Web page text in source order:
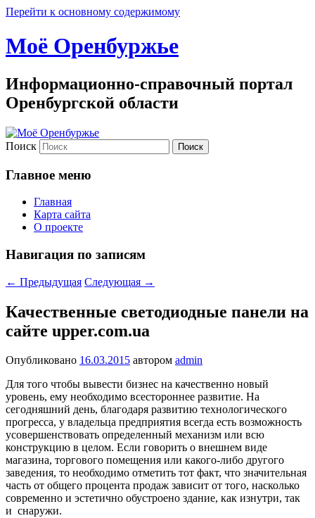
Перейти к основному содержимому
Моё Оренбуржье
Информационно-справочный портал
Оренбургской области
Поиск
Главное меню
Главная
Карта сайта
О проекте
Навигация по записям
← Предыдущая Следующая →
Качественные светодиодные панели на
сайте upper.com.ua
Опубликовано 16.03.2015 автором admin
Для того чтобы вывести бизнес на качественно новый
уровень, ему необходимо всестороннее развитие. На
сегодняшний день, благодаря развитию технологического
прогресса, у владельца предприятия всегда есть возможность
усовершенствовать определенный механизм или всю
конструкцию в целом. Если говорить о внешнем виде
магазина, торгового помещения или какого-либо другого
заведения, то необходимо отметить тот факт, что значительная
часть от общего процента продаж зависит от того, насколько
современно и эстетично обустроено здание, как изнутри, так
и снаружи.